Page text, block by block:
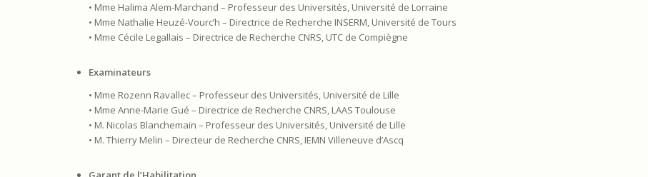
• Mme Halima Alem-Marchand – Professeur des Universités, Université de Lorraine
• Mme Nathalie Heuzé-Vourc’h – Directrice de Recherche INSERM, Université de Tours
• Mme Cécile Legallais – Directrice de Recherche CNRS, UTC de Compiègne
Examinateurs
• Mme Rozenn Ravallec – Professeur des Universités, Université de Lille
• Mme Anne-Marie Gué – Directrice de Recherche CNRS, LAAS Toulouse
• M. Nicolas Blanchemain – Professeur des Universités, Université de Lille
• M. Thierry Melin – Directeur de Recherche CNRS, IEMN Villeneuve d’Ascq